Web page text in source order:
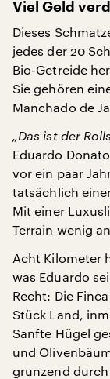
Viel Geld
Dieses
jedes der 20
Bio-Getreide
Sie gehören
Manchado de
„Das ist der
Eduardo
vor ein paar
tatsächlich
Mit einer
Terrain wenig
Acht Kilometer
was Eduardo
Recht: Die
Stück Land,
Sanfte Hügel
und
grunzend